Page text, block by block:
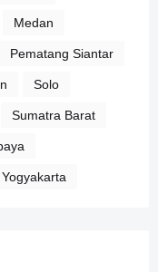
Medan
Pematang Siantar
Solo
Sumatra Barat
Yogyakarta